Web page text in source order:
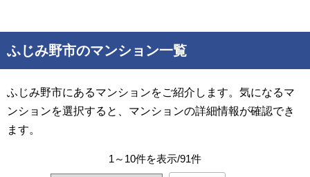
ふじみ野市のマンション一覧
ふじみ野市にあるマンションをご紹介します。気になるマ
ンションを選択すると、マンションの詳細情報が確認でき
ます。
1～10件を表示/91件